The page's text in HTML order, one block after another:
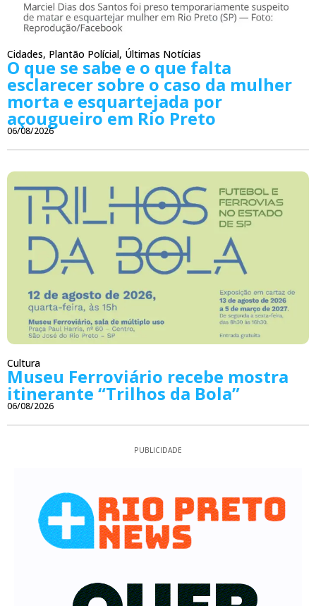
Cidades, Plantão Polícial, Últimas Notícias
O que se sabe e o que falta
esclarecer sobre o caso da mulher
morta e esquartejada por
açougueiro em Rio Preto
06/08/2026
Cultura
Museu Ferroviário recebe mostra
itinerante “Trilhos da Bola”
06/08/2026
PUBLICIDADE